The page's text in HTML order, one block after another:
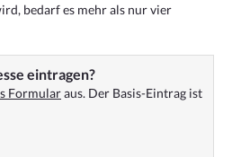
bedarf es mehr als nur vier
eintragen?
Formularaus. Der Basis-Eintrag ist